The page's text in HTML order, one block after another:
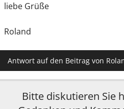
liebe Grüße
Roland
Antwort auf den Beitrag von
Bitte diskutieren Sie